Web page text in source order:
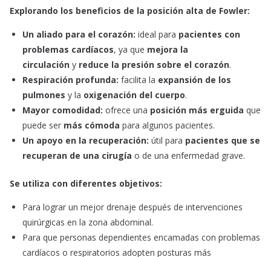
Explorando los beneficios de la posición alta de Fowler:
Un aliado para el corazón: ideal para pacientes con
problemas cardíacos, ya que mejora la
circulación y reduce la presión sobre el corazón.
Respiración profunda: facilita la expansión de los
pulmones y la oxigenación del cuerpo.
Mayor comodidad: ofrece una posición más erguida que
puede ser más cómoda para algunos pacientes.
Un apoyo en la recuperación: útil para pacientes que se
recuperan de una cirugía o de una enfermedad grave.
Se utiliza con diferentes objetivos:
Para lograr un mejor drenaje después de intervenciones
quirúrgicas en la zona abdominal.
Para que personas dependientes encamadas con problemas
cardíacos o respiratorios adopten posturas más